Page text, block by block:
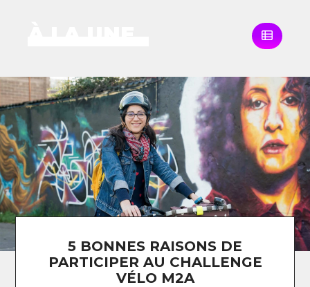
5 BONNES RAISONS DE
PARTICIPER AU CHALLENGE
VÉLO M2A